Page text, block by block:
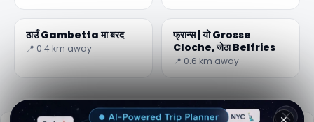
ठाउँ Gambetta मा बरद
📍 0.4 km away
फ्रान्स | यो Grosse
Cloche, जेठा Belfries
📍 0.6 km away